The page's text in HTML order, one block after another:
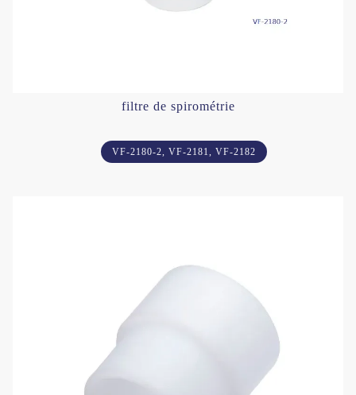
filtre de spirométrie
VF-2180-2, VF-2181, VF-2182